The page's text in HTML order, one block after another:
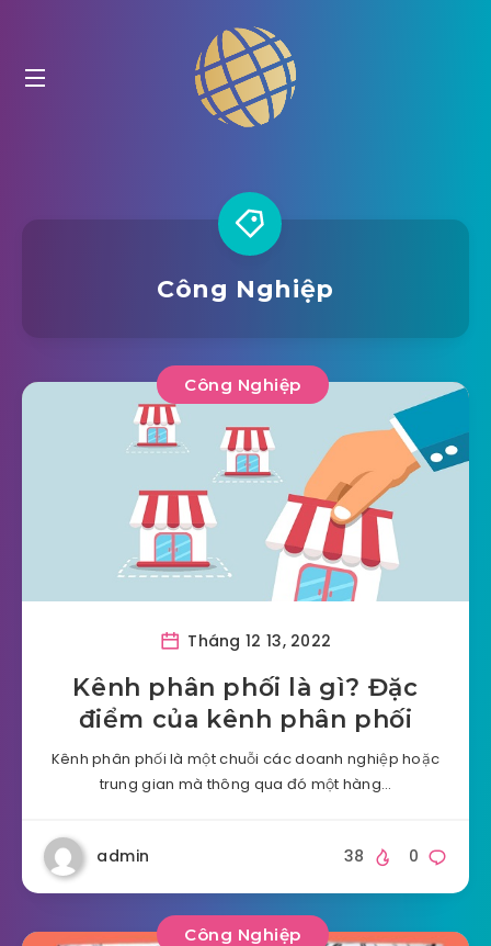
Công Nghiệp
Công Nghiệp
Tháng 12 13, 2022
Kênh phân phối là gì? Đặc
điểm của kênh phân phối
Kênh phân phối là một chuỗi các doanh nghiệp hoặc
trung gian mà thông qua đó một hàng…
admin 0
38
Công Nghiệp